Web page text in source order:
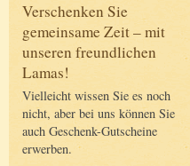
Verschenken Sie
gemeinsame Zeit – mit
unseren freundlichen
Lamas!
Vielleicht wissen Sie es noch
nicht, aber bei uns können Sie
auch Geschenk-Gutscheine
erwerben.